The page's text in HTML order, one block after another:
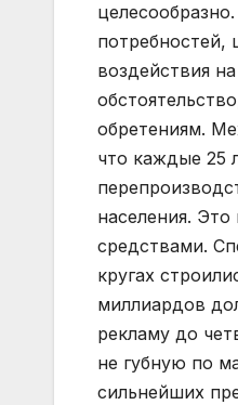
потребностей,
воздействия
обретениям.
что каждые 25
населения.
средствами.
кругах
миллиардов
рекламу до
не губную по
сильнейших